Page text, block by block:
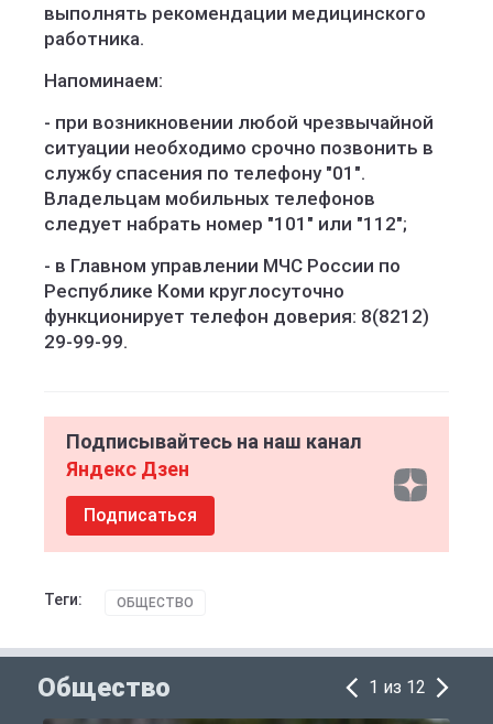
выполнять рекомендации медицинского
работника.
Напоминаем:
- при возникновении любой чрезвычайной
ситуации необходимо срочно позвонить в
службу спасения по телефону "01".
Владельцам мобильных телефонов
следует набрать номер "101" или "112";
- в Главном управлении МЧС России по
Республике Коми круглосуточно
функционирует телефон доверия: 8(8212)
29-99-99.
Подписывайтесь на наш канал
Яндекс Дзен
Подписаться
Теги: ОБЩЕСТВО
Общество 1 из 12